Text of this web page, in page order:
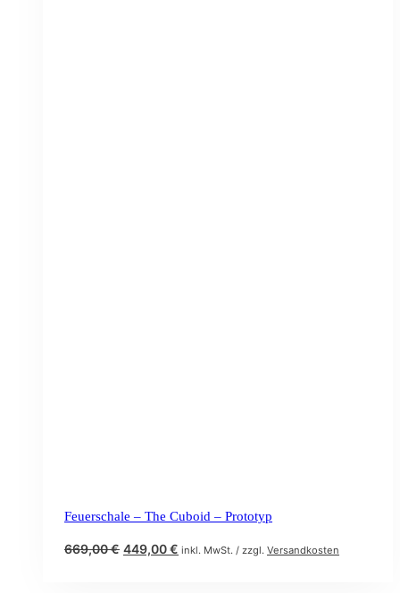
Feuerschale – The Cuboid – Prototyp
669,00€ Ursprünglicher
449,00€ Aktueller
inkl. MwSt. / zzgl. Versandkosten